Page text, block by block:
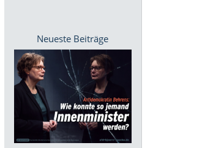
Neueste Beiträge